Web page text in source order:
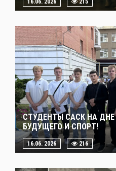
16.06. 2026 215
СТУДЕНТЫ САСК НА
БУДУЩЕГО И СПОРТ!
16.06. 2026 216